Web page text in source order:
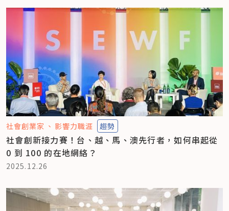
社會創業家 影響力職涯 趨勢
社會創新接力賽！台、越、馬、澳先行者，如何串起從
0 到 100 的在地網絡？
2025.12.26